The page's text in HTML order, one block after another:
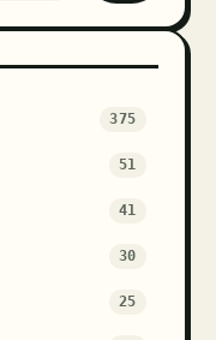
375
51
41
30
25